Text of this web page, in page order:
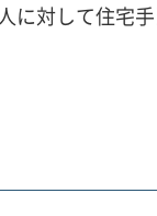
に対して住宅